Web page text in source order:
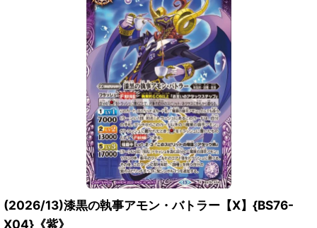
(2026/13)漆黒の執事アモン・バトラー【X】{BS76-
X04}《紫》